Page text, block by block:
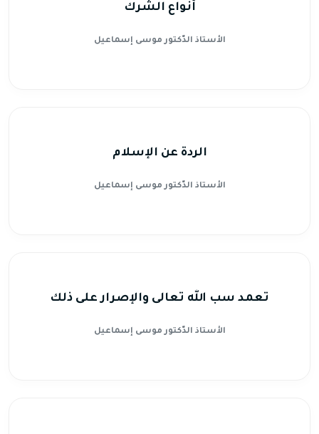
أنواع الشرك
الأستاذ الدّكتور موسى إسماعيل
الردة عن الإسلام
الأستاذ الدّكتور موسى إسماعيل
تعمد سب الله تعالى والإصرار على ذلك
الأستاذ الدّكتور موسى إسماعيل